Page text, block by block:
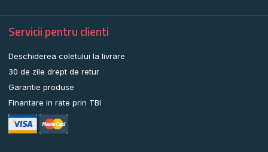
Servicii pentru clienti
Deschiderea coletului la livrare
30 de zile drept de retur
Garantie produse
Finantare in rate prin TBI